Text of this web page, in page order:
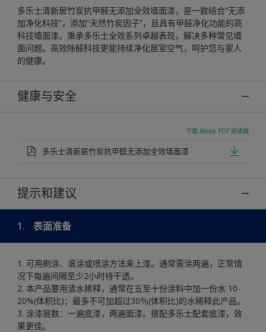
多乐士清新居竹炭抗甲醛无添加全效墙面漆，是一款结合“无添
加净化科技”，添加“天然竹炭因子”，且具有甲醛净化功能的高
科技墙面漆。秉承多乐士全效系列卓越表现，解决多种常见墙
面问题。高效除醛科技更能持续净化居室空气，呵护您与家人
的健康。
健康与安全
下载 Adobe PDF 阅读器
多乐士清新居竹炭抗甲醛无添加全效墙面漆
提示和建议
1. 表面准备
1. 可用刷涂、滚涂或喷涂方法来上漆。通常需涂两遍，正常情
况下每遍间隔至少2小时待干透。
2. 本产品要用清水稀释，通常在五至十份涂料中加一份水 10-
20%(体积比)；最多不可加超过30％(体积比)的水稀释此产品。
3. 涂漆层数：一遍底漆，两遍面漆。搭配多乐士配套底漆，效
果更佳。